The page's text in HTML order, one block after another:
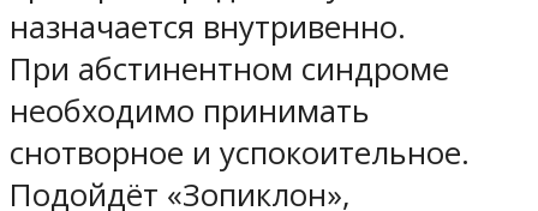
назначается внутривенно.
При абстинентном синдроме
необходимо принимать
снотворное и успокоительное.
Подойдёт «Зопиклон»,